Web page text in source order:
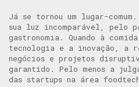
Já se tornou um lugar-
sua luz incomparável, pelo
gastronomia. Quando à
tecnologia e a inovação, a
negócios e projetos
garantido. Pelo menos a
das startups na área